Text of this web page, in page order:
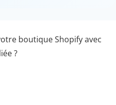
boutique Shopify avec
?